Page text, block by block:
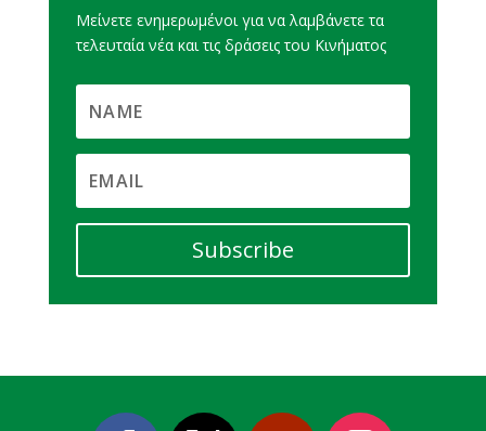
Μείνετε ενημερωμένοι για να λαμβάνετε τα
τελευταία νέα και τις δράσεις του Κινήματος
Subscribe